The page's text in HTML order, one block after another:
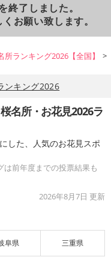
終了しました。
お願い致します。
所ランキング2026【全国】
ンキング2026
名所・お花見2026ラ
した、人気のお花見スポ
前年度までの投票結果も
2026年8月7日 更新
阜県 三重県